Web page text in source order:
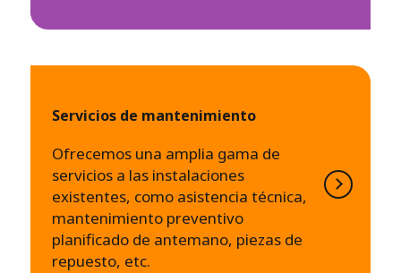
Servicios de mantenimiento
Ofrecemos una amplia gama de
servicios a las instalaciones
existentes, como asistencia técnica,
mantenimiento preventivo
planificado de antemano, piezas de
repuesto, etc.